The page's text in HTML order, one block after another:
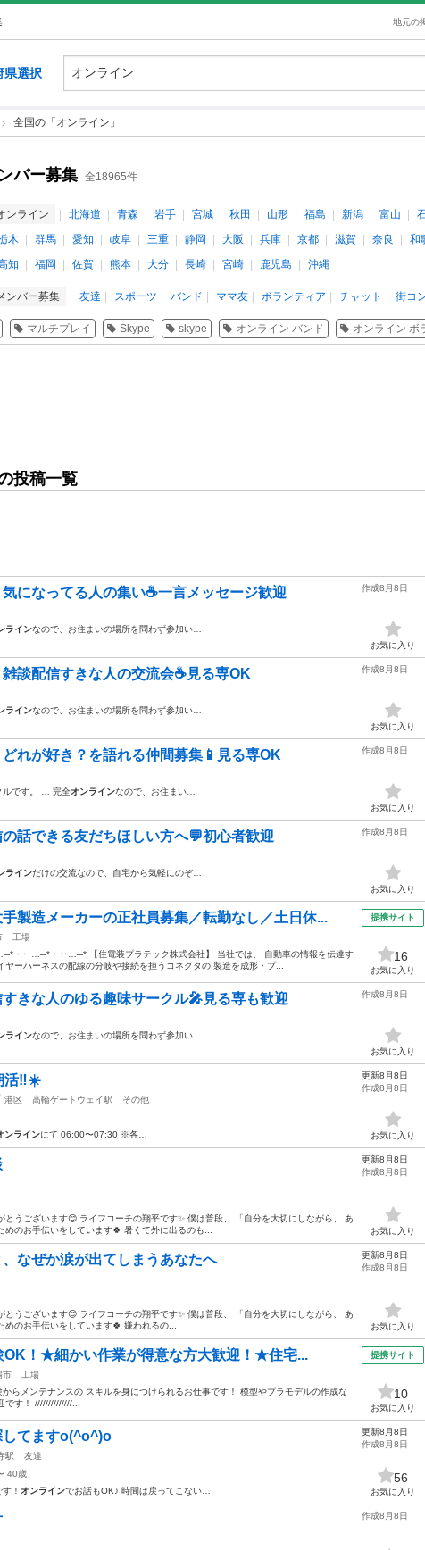
地元の
県選択
全国の「オンライン」
バー募集 全18965件
ンライン 北海道 青森 岩手 宮城 秋田 山形 福島 新潟 富山
木 群馬 愛知 岐阜 三重 静岡 大阪 兵庫 京都 滋賀 奈良 和
知 福岡 佐賀 熊本 大分 長崎 宮崎 鹿児島 沖縄
ンバー募集 友達 スポーツ バンド ママ友 ボランティア チャット 街コ
マルチプレイ Skype skype オンライン バンド オンライン ボ
投稿一覧
気になってる人の集い☕一言メッセージ歓迎
ラインなので、お住まいの場所を問わず参加い…
作成8月8日
お気に入り
雑談配信すきな人の交流会☕見る専OK
ラインなので、お住まいの場所を問わず参加い…
作成8月8日
お気に入り
どれが好き？を語れる仲間募集📱見る専OK
ルです。 … 完全オンラインなので、お住まい…
作成8月8日
お気に入り
の話できる友だちほしい方へ💬初心者歓迎
ラインだけの交流なので、自宅から気軽にのぞ…
作成8月8日
お気に入り
手製造メーカーの正社員募集／転勤なし／土日休...
工場
‥…─*・‥…─* 【住電装プラテック株式会社】 当社では、 自動車の情報を伝達す
ーハーネスの配線の分岐や接続を担うコネクタの 製造を成形・プ...
提携サイト
16
お気に入り
すきな人のゆる趣味サークル🎤見る専も歓迎
ラインなので、お住まいの場所を問わず参加い…
作成8月8日
お気に入り
活‼️☀️
港区 高輪ゲートウェイ駅
その他
ンラインにて 06:00〜07:30 ※各…
更新8月8日
作成8月8日
お気に入り
とうございます😊 ライフコーチの翔平です✨ 僕は普段、 「自分を大切にしながら、 あ
のお手伝いをしています🍀 暑くて外に出るのも...
更新8月8日
作成8月8日
お気に入り
なぜか涙が出てしまうあなたへ
とうございます😊 ライフコーチの翔平です✨ 僕は普段、 「自分を大切にしながら、 あ
のお手伝いをしています🍀 嫌われるの...
更新8月8日
作成8月8日
お気に入り
OK！★細かい作業が得意な方大歓迎！★住宅...
市
工場
らメンテナンスの スキルを身につけられるお仕事です！ 模型やプラモデルの作成な
です！ //////////////...
提携サイト
10
お気に入り
してますo(^o^)o
駅
友達
40歳
！ オンラインでお話もOK♪ 時間は戻ってこない…
更新8月8日
作成8月8日
56
お気に入り
作成8月8日